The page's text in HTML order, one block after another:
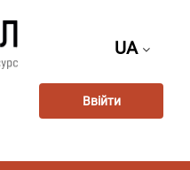
UA
Ввійти